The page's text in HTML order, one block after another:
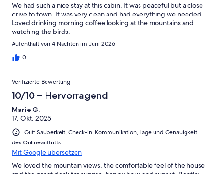
We had such a nice stay at this cabin. It was peaceful but a close
drive to town. It was very clean and had everything we needed.
Loved drinking morning coffee looking at the mountains and
watching the birds.
Aufenthalt von 4 Nächten im Juni 2026
0
Verifizierte Bewertung
10/10 – Hervorragend
Marie G.
17. Okt. 2025
Gut: Sauberkeit, Check-in, Kommunikation, Lage und Genauigkeit
des Onlineauftritts
Mit Google übersetzen
We loved the mountain views, the comfortable feel of the house